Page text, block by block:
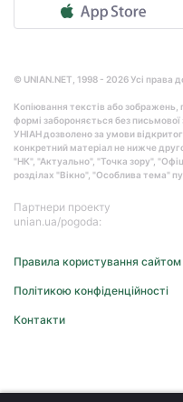
© UNIAN.NET, 1998 - 2026 Усі права
Копіювання текстів або
формі забороняється без
УНІАН дозволено за умови
конкретний матеріал не нижче
"НК", "Актуально", "Точка зору",
розділах "Вікно", "Особлива тема"
Партнери проекту
unian.ua/pogoda:
Правила користування сайтом
Політикою конфіденційності
Контакти